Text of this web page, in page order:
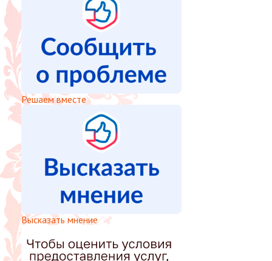
Решаем вместе
Высказать мнение